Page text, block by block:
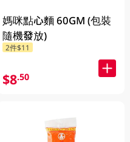
媽咪點心麵 60GM (包裝
隨機發放)
2件$11
$8.50